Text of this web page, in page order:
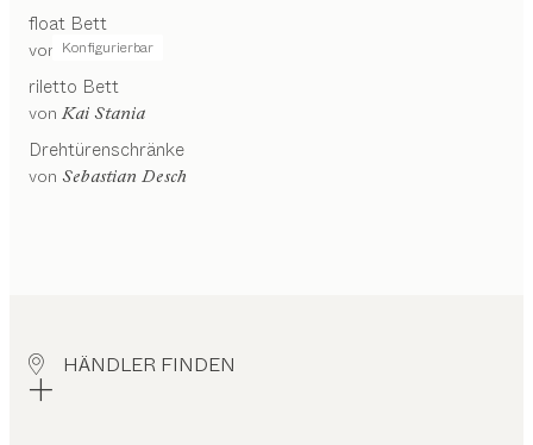
Konfigurierbar
float Bett
von Kai Stania
riletto Bett
von Kai Stania
Drehtürenschränke
von Sebastian Desch
HÄNDLER FINDEN